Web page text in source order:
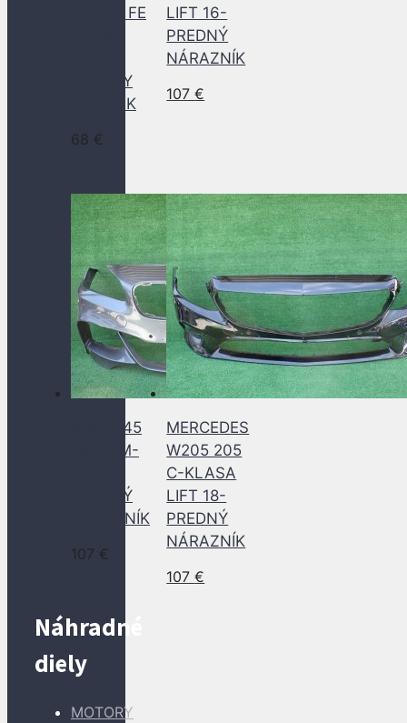
SANTA FE
PREDNY
BLATNIK
68 €
LIFT 16-
PREDNÝ
NÁRAZNÍK
107€
BMW F45
F46 2 M-
PREDNÝ
NÁRAZNÍK
107 €
MERCEDES
W205 205
C-KLASA
LIFT 18-
PREDNÝ
NÁRAZNÍK
107€
Náhradné
diely
MOTORY